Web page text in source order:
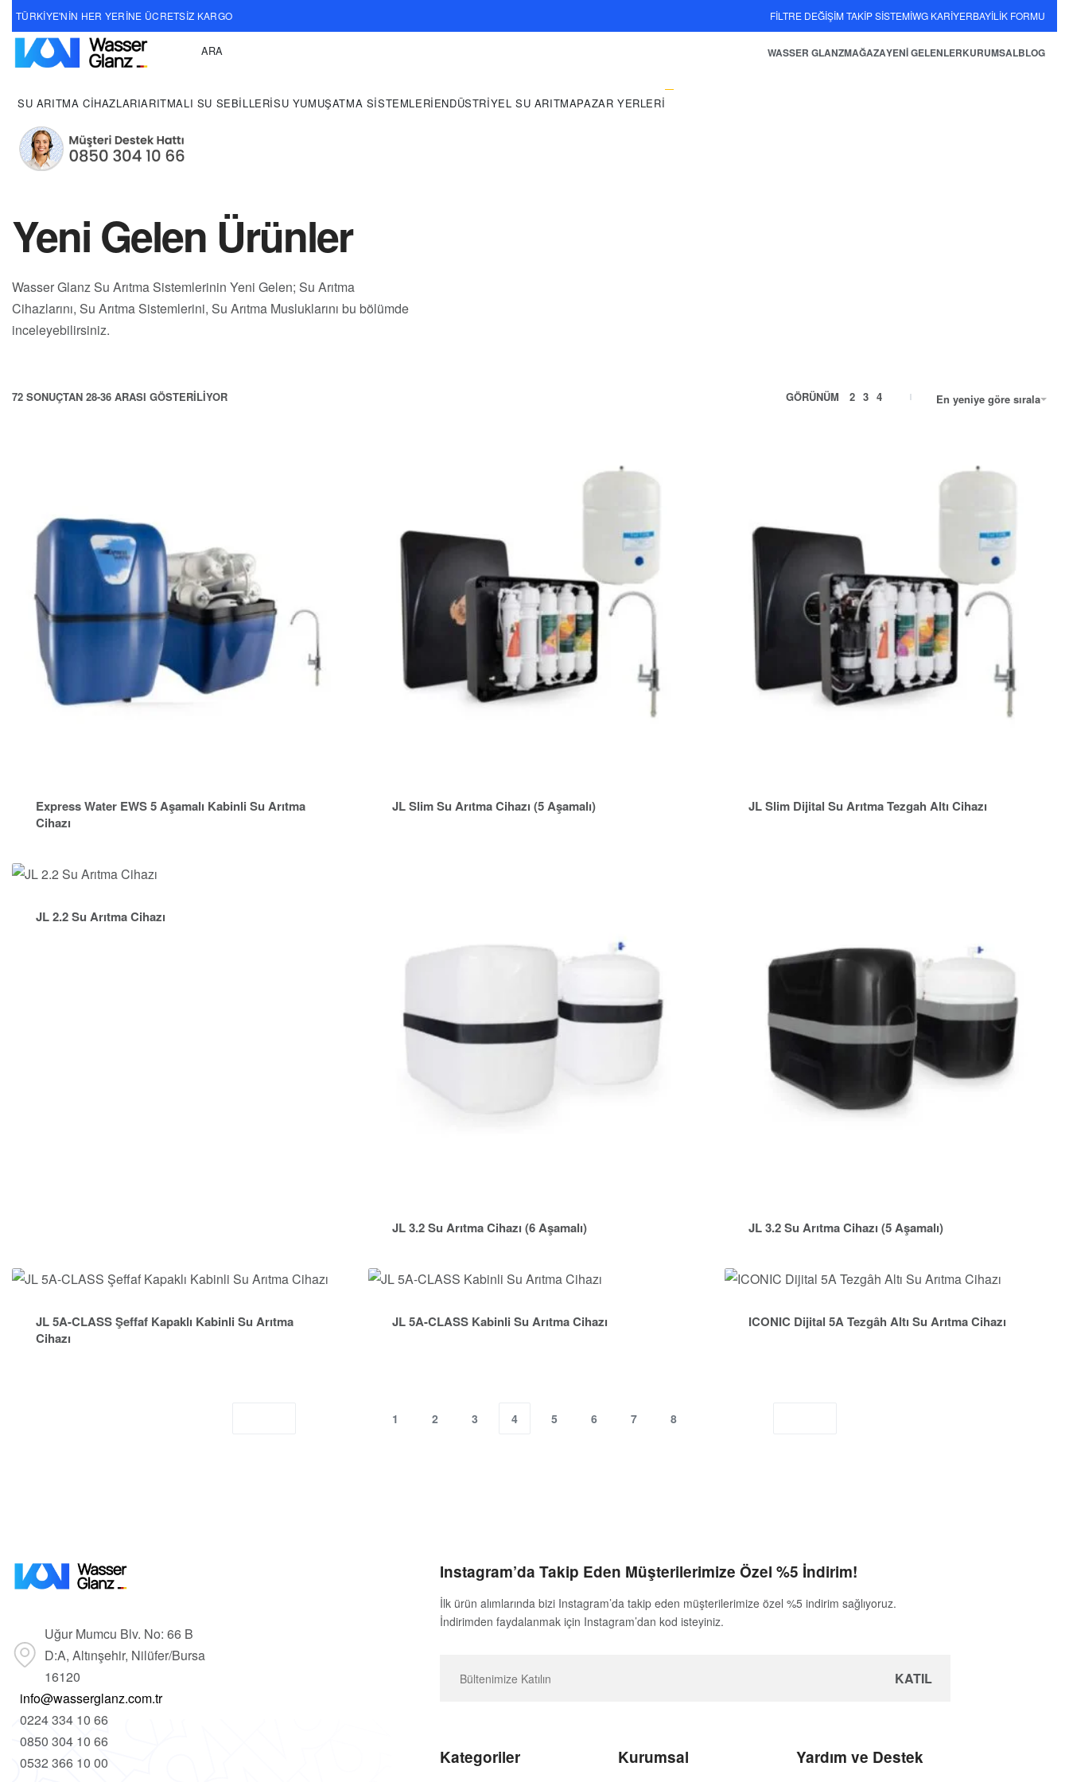
TÜRKİYE'NİN HER YERİNE ÜCRETSİZ KARGO FİLTRE DEĞİŞİM TAKİP SİSTEMİWG KARİYERBAYİLİK FORMU
ARA WASSER GLANZMAĞAZAYENİ GELENLERKURUMSALBLOG
SU ARITMA CIHAZLARIARITMALI SU SEBILLERISU YUMUŞATMA SISTEMLERIENDÜSTRIYEL SU ARITMAPAZAR YERLERI
Yeni Gelen Ürünler
Wasser Glanz Su Arıtma Sistemlerinin Yeni Gelen; Su Arıtma
Cihazlarını, Su Arıtma Sistemlerini, Su Arıtma Musluklarını bu bölümde
inceleyebilirsiniz.
72 SONUÇTAN 28-36 ARASI GÖSTERILIYOR GÖRÜNÜM 2 3 4 En yeniye göre sırala
Express Water EWS 5 Aşamalı Kabinli Su Arıtma
Cihazı
JL Slim Su Arıtma Cihazı (5 Aşamalı) JL Slim Dijital Su Arıtma Tezgah Altı Cihazı
JL 2.2 Su Arıtma Cihazı
JL 3.2 Su Arıtma Cihazı (6 Aşamalı) JL 3.2 Su Arıtma Cihazı (5 Aşamalı)
JL 5A-CLASS Şeffaf Kapaklı Kabinli Su Arıtma
Cihazı
JL 5A-CLASS Kabinli Su Arıtma Cihazı ICONIC Dijital 5A Tezgâh Altı Su Arıtma Cihazı
1 2 3 4 5 6 7 8
Uğur Mumcu Blv. No: 66 B
D:A, Altınşehir, Nilüfer/Bursa
16120
info@wasserglanz.com.tr
0224 334 10 66
0850 304 10 66
0532 366 10 00
Instagram’da Takip Eden Müşterilerimize Özel %5 İndirim!
İlk ürün alımlarında bizi Instagram’da takip eden müşterilerimize özel %5 indirim sağlıyoruz.
İndirimden faydalanmak için Instagram’dan kod isteyiniz.
Kategoriler Kurumsal Yardım ve Destek